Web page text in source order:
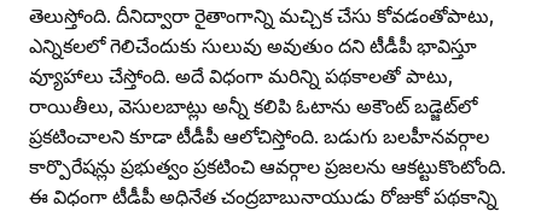
తెలుస్తోంది. దీనిద్వారా రైతాంగాన్ని మచ్చిక చేసు కోవడంతోపాటు,
ఎన్నికలలో గెలిచేందుకు సులువు అవుతుం దని టీడీపీ భావిస్తూ
వ్యూహాలు చేస్తోంది. అదే విధంగా మరిన్ని పథకాలతో పాటు,
రాయితీలు, వెసులబాట్లు అన్నీ కలిపి ఓటాను అకౌంట్‌ బడ్జెట్‌లో
ప్రకటించాలని కూడా టీడీపీ ఆలోచిస్తోంది. బడుగు బలహీనవర్గాల
కార్పొరేషన్లు ప్రభుత్వం ప్రకటించి ఆవర్గాల ప్రజలను ఆకట్టుకొంటోంది.
ఈ విధంగా టీడీపీ అధినేత చంద్రబాబునాయుడు రోజుకో పథకాన్ని